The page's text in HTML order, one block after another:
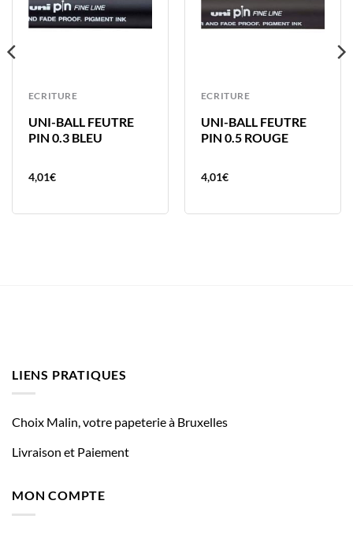
ECRITURE
UNI-BALL FEUTRE
PIN 0.3 BLEU
4,01€
ECRITURE
UNI-BALL FEUTRE
PIN 0.5 ROUGE
4,01€
LIENS PRATIQUES
Choix Malin, votre papeterie à Bruxelles
Livraison et Paiement
MON COMPTE